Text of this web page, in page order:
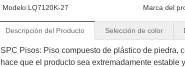
Modelo:LQ7120K-27 Marca del
Descripción del Producto Selección de color
SPC Pisos: Piso compuesto de plástico de piedra,
hace que el producto sea extremadamente estable